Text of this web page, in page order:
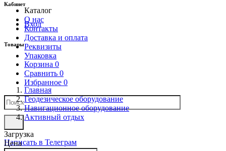
Кабинет
Вход
Товары
Корзина 0
Сравнить 0
Избранное 0
Написать в Телеграм
Каталог
О нас
Контакты
Доставка и оплата
Реквизиты
Упаковка
Главная
Геодезическое оборудование
Навигационное оборудование
Активный отдых
Загрузка
Цена